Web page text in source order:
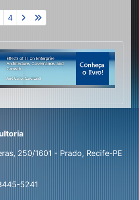
4
250/1601 - Prado, Recife-PE
5241